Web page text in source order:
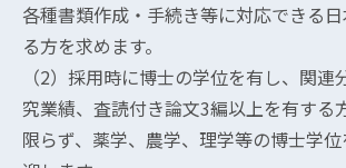
各種書類作成・手続き等に対応できる
る方を求めます。
（2）採用時に博士の学位を有し、関連
究業績、査読付き論文3編以上を有する
限らず、薬学、農学、理学等の博士学